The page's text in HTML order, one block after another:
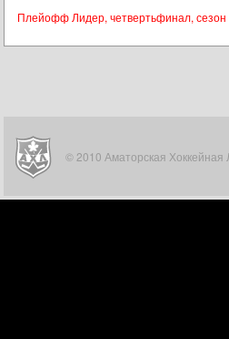
Плейофф Лидер, четвертьфинал, сезон
© 2010 Аматорская Хоккейная